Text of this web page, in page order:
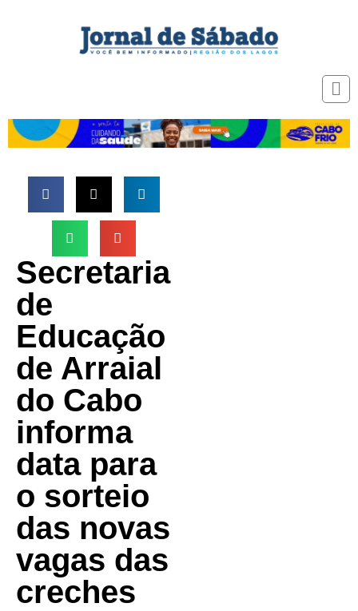
Secretaria
de
Educação
de Arraial
do Cabo
informa
data para
o sorteio
das novas
vagas das
creches